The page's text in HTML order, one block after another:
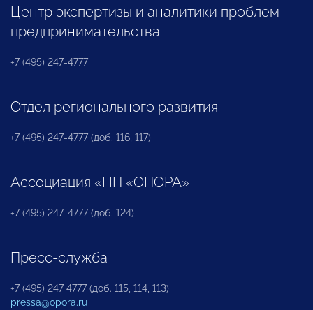
Центр экспертизы и аналитики проблем
предпринимательства
+7 (495) 247-4777
Отдел регионального развития
+7 (495) 247-4777 (доб. 116, 117)
Ассоциация «НП «ОПОРА»
+7 (495) 247-4777 (доб. 124)
Пресс-служба
+7 (495) 247 4777 (доб. 115, 114, 113)
pressa@opora.ru